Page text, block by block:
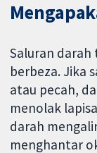
Saluran darah
berbeza. Jika
atau pecah,
menolak
darah
menghantar